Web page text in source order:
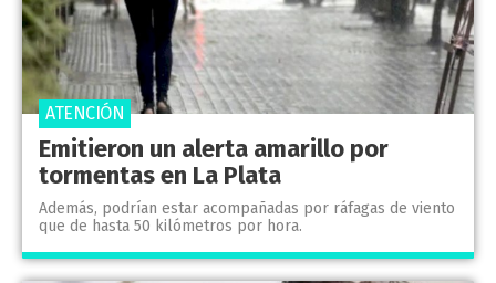
Emitieron un alerta amarillo por
tormentas en La Plata
Además, podrían estar acompañadas por ráfagas de viento
que de hasta 50 kilómetros por hora.
ATENCIÓN